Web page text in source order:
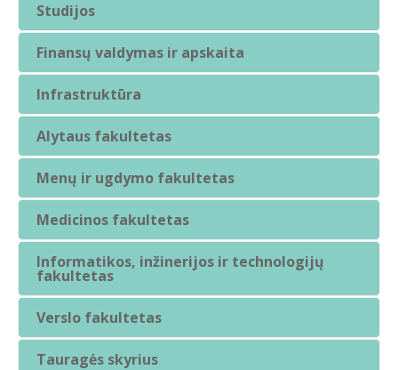
Studijos
Finansų valdymas ir apskaita
Infrastruktūra
Alytaus fakultetas
Menų ir ugdymo fakultetas
Medicinos fakultetas
Informatikos, inžinerijos ir technologijų
fakultetas
Verslo fakultetas
Tauragės skyrius